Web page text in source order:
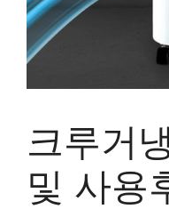
크루거
및 사용